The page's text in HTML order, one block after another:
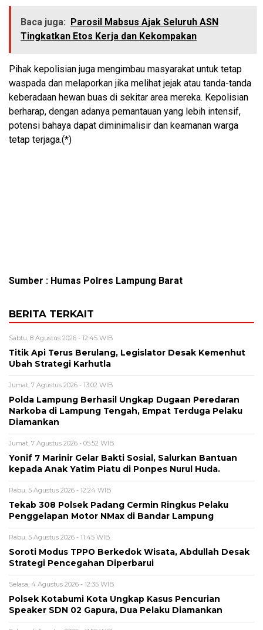
Baca juga:
Parosil Mabsus Ajak Seluruh ASN
Tingkatkan Etos Kerja dan Kekompakan
Pihak kepolisian juga mengimbau masyarakat untuk tetap
waspada dan melaporkan jika melihat jejak atau tanda-tanda
keberadaan hewan buas di sekitar area mereka. Kepolisian
berharap, dengan adanya pemantauan yang lebih intensif,
potensi bahaya dapat diminimalisir dan keamanan warga
tetap terjaga.(*)
Sumber : Humas Polres Lampung Barat
BERITA TERKAIT
Sabtu, 8 Agustus 2026 - 12:45 WIB
Titik Api Terus Berulang, Legislator Desak Kemenhut
Ubah Strategi Karhutla
Jumat, 7 Agustus 2026 - 13:02 WIB
Polda Lampung Berhasil Ungkap Dugaan Peredaran
Narkoba di Lampung Tengah, Empat Terduga Pelaku
Diamankan
Jumat, 7 Agustus 2026 - 05:52 WIB
Yonif 7 Marinir Gelar Bakti Sosial, Salurkan Bantuan
kepada Anak Yatim Piatu di Ponpes Nurul Huda.
Rabu, 5 Agustus 2026 - 12:24 WIB
Tekab 308 Polsek Padang Cermin Ringkus Pelaku
Penggelapan Motor NMax di Bandar Lampung
Rabu, 5 Agustus 2026 - 11:45 WIB
Soroti Modus TPPO Berkedok Wisata, Abdullah Desak
Strategi Pencegahan Diperbarui
Selasa, 4 Agustus 2026 - 12:35 WIB
Polsek Kotabumi Kota Ungkap Kasus Pencurian
Speaker SDN 02 Gapura, Dua Pelaku Diamankan